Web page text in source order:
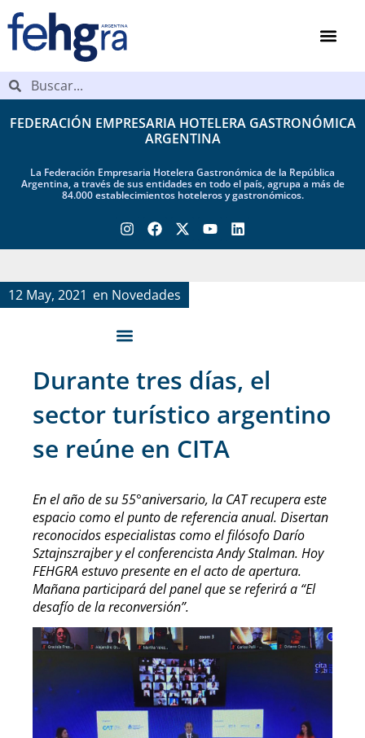
FEDERACIÓN EMPRESARIA HOTELERA GASTRONÓMICA
ARGENTINA
La Federación Empresaria Hotelera Gastronómica de la República
Argentina, a través de sus entidades en todo el país, agrupa a más de
84.000 establecimientos hoteleros y gastronómicos.
12 May, 2021 en Novedades
Durante tres días, el
sector turístico argentino
se reúne en CITA
En el año de su 55°aniversario, la CAT recupera este
espacio como el punto de referencia anual. Disertan
reconocidos especialistas como el filósofo Darío
Sztajnszrajber y el conferencista Andy Stalman. Hoy
FEHGRA estuvo presente en el acto de apertura.
Mañana participará del panel que se referirá a “El
desafío de la reconversión”.